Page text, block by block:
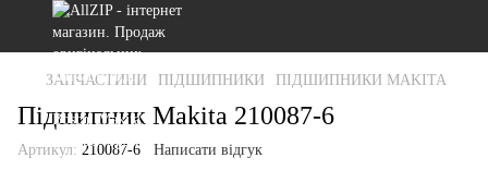
ЗАПЧАСТИНИ ПІДШИПНИКИ ПІДШИПНИКИ MAKITA
Підшипник Makita 210087-6
Артикул: 210087-6 Написати відгук